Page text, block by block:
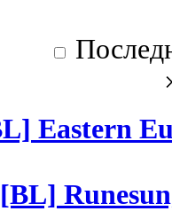
Eastern
[BL]